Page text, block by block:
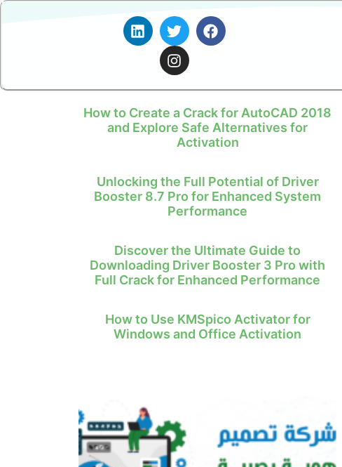
How to Create a Crack for AutoCAD 2018
and Explore Safe Alternatives for
Activation
Unlocking the Full Potential of Driver
Booster 8.7 Pro for Enhanced System
Performance
Discover the Ultimate Guide to
Downloading Driver Booster 3 Pro with
Full Crack for Enhanced Performance
How to Use KMSpico Activator for
Windows and Office Activation